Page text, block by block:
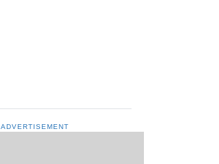
ADVERTISEMENT